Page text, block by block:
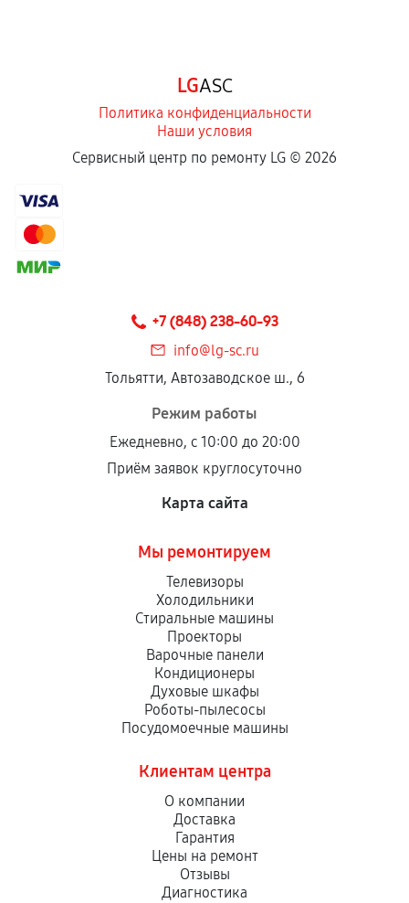
LGASC
Политика конфиденциальности
Наши условия
Сервисный центр по ремонту LG © 2026
+7 (848) 238-60-93
info@lg-sc.ru
Тольятти, Автозаводское ш., 6
Режим работы
Ежедневно, с 10:00 до 20:00
Приём заявок круглосуточно
Карта сайта
Мы ремонтируем
Телевизоры
Холодильники
Стиральные машины
Проекторы
Варочные панели
Кондиционеры
Духовые шкафы
Роботы-пылесосы
Посудомоечные машины
Клиентам центра
О компании
Доставка
Гарантия
Цены на ремонт
Отзывы
Диагностика